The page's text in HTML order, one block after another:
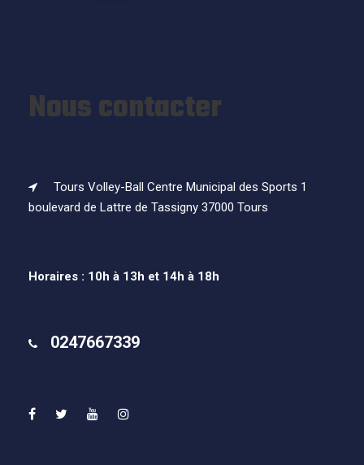
Nous contacter
Tours Volley-Ball Centre Municipal des Sports 1
boulevard de Lattre de Tassigny 37000 Tours
Horaires : 10h à 13h et 14h à 18h
0247667339